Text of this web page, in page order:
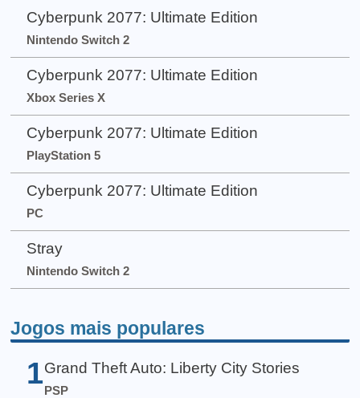
Cyberpunk 2077: Ultimate Edition
Nintendo Switch 2
Cyberpunk 2077: Ultimate Edition
Xbox Series X
Cyberpunk 2077: Ultimate Edition
PlayStation 5
Cyberpunk 2077: Ultimate Edition
PC
Stray
Nintendo Switch 2
Jogos mais populares
1 Grand Theft Auto: Liberty City Stories
PSP